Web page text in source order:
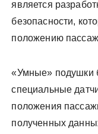
является
безопасности,
положению
«Умные» подушки
специальные
положения
полученных